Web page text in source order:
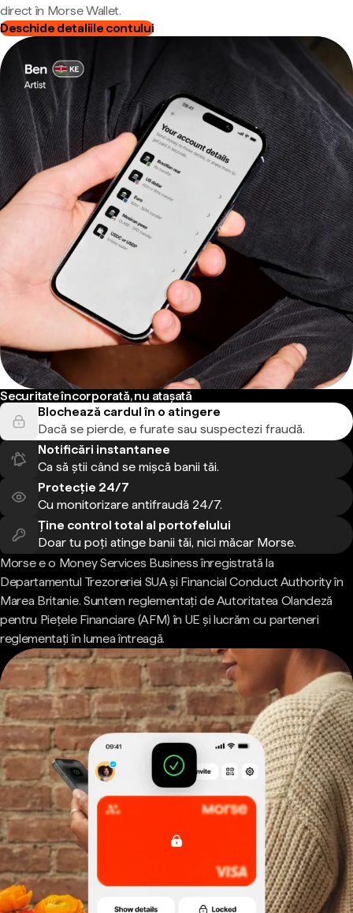
direct în Morse Wallet.
Deschide detaliile contului
Securitate încorporată, nu atașată
Blochează cardul în o atingere
Dacă se pierde, e furate sau suspectezi fraudă.
Notificări instantanee
Ca să știi când se mișcă banii tăi.
Protecție 24/7
Cu monitorizare antifraudă 24/7.
Ține control total al portofelului
Doar tu poți atinge banii tăi, nici măcar Morse.
Morse e o Money Services Business înregistrată la
Departamentul Trezoreriei SUA și Financial Conduct Authority în
Marea Britanie. Suntem reglementați de Autoritatea Olandeză
pentru Piețele Financiare (AFM) în UE și lucrăm cu parteneri
reglementați în lumea întreagă.